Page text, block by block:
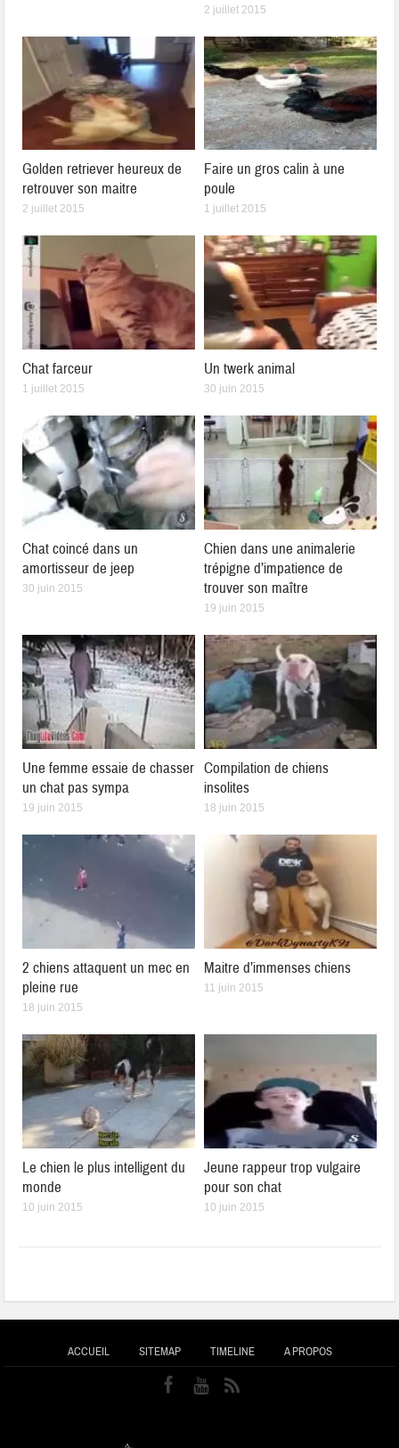
2 juillet 2015
Golden retriever heureux de
retrouver son maitre
2 juillet 2015
Faire un gros calin à une
poule
1 juillet 2015
Chat farceur
1 juillet 2015
Un twerk animal
30 juin 2015
Chat coincé dans un
amortisseur de jeep
30 juin 2015
Chien dans une animalerie
trépigne d’impatience de
trouver son maître
19 juin 2015
Une femme essaie de chasser
un chat pas sympa
19 juin 2015
Compilation de chiens
insolites
18 juin 2015
2 chiens attaquent un mec en
pleine rue
18 juin 2015
Maitre d’immenses chiens
11 juin 2015
Le chien le plus intelligent du
monde
10 juin 2015
Jeune rappeur trop vulgaire
pour son chat
10 juin 2015
ACCUEIL SITEMAP TIMELINE A PROPOS